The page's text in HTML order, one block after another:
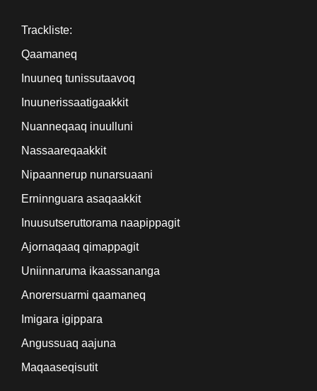
Trackliste:
Qaamaneq
Inuuneq tunissutaavoq
Inuunerissaatigaakkit
Nuanneqaaq inuulluni
Nassaareqaakkit
Nipaannerup nunarsuaani
Erninnguara asaqaakkit
Inuusutseruttorama naapippagit
Ajornaqaaq qimappagit
Uniinnaruma ikaassananga
Anorersuarmi qaamaneq
Imigara igippara
Angussuaq aajuna
Maqaaseqisutit